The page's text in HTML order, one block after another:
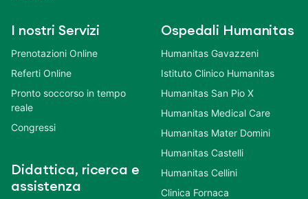
I nostri Servizi
Prenotazioni Online
Referti Online
Pronto soccorso in tempo
reale
Congressi
Didattica, ricerca e
assistenza
Ospedali Humanitas
Humanitas Gavazzeni
Istituto Clinico Humanitas
Humanitas San Pio X
Humanitas Medical Care
Humanitas Mater Domini
Humanitas Castelli
Humanitas Cellini
Clinica Fornaca